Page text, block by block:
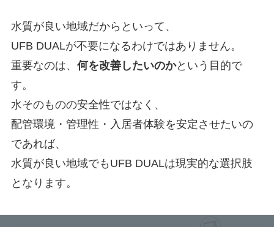
水質が良い地域だからといって、
UFB DUALが不要になるわけではありません。
重要なのは、 何を改善したいのかという目的で
す。
水そのものの安全性ではなく、
配管環境・管理性・入居者体験を安定させたいの
であれば、
水質が良い地域でもUFB DUALは現実的な選択肢
となります。